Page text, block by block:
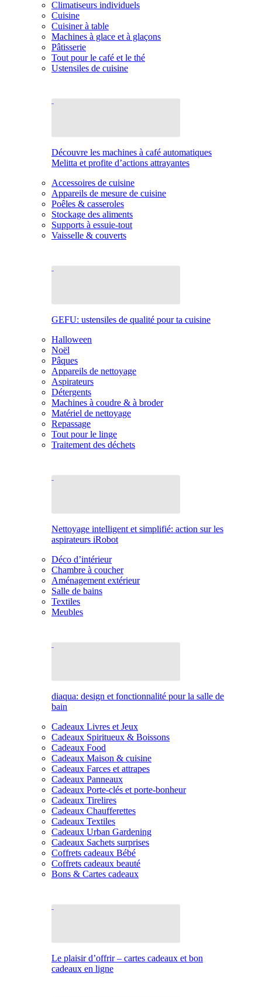
Climatiseurs individuels
Cuisine
Cuisiner à table
Machines à glace et à glaçons
Pâtisserie
Tout pour le café et le thé
Ustensiles de cuisine
Découvre les machines à café automatiques
Melitta et profite d’actions attrayantes
Accessoires de cuisine
Appareils de mesure de cuisine
Poêles & casseroles
Stockage des aliments
Supports à essuie-tout
Vaisselle & couverts
GEFU: ustensiles de qualité pour ta cuisine
Halloween
Noël
Pâques
Appareils de nettoyage
Aspirateurs
Détergents
Machines à coudre & à broder
Matériel de nettoyage
Repassage
Tout pour le linge
Traitement des déchets
Nettoyage intelligent et simplifié: action sur les
aspirateurs iRobot
Déco d’intérieur
Chambre à coucher
Aménagement extérieur
Salle de bains
Textiles
Meubles
diaqua: design et fonctionnalité pour la salle de
bain
Cadeaux Livres et Jeux
Cadeaux Spiritueux & Boissons
Cadeaux Food
Cadeaux Maison & cuisine
Cadeaux Farces et attrapes
Cadeaux Panneaux
Cadeaux Porte-clés et porte-bonheur
Cadeaux Tirelires
Cadeaux Chaufferettes
Cadeaux Textiles
Cadeaux Urban Gardening
Cadeaux Sachets surprises
Coffrets cadeaux Bébé
Coffrets cadeaux beauté
Bons & Cartes cadeaux
Le plaisir d’offrir – cartes cadeaux et bon
cadeaux en ligne